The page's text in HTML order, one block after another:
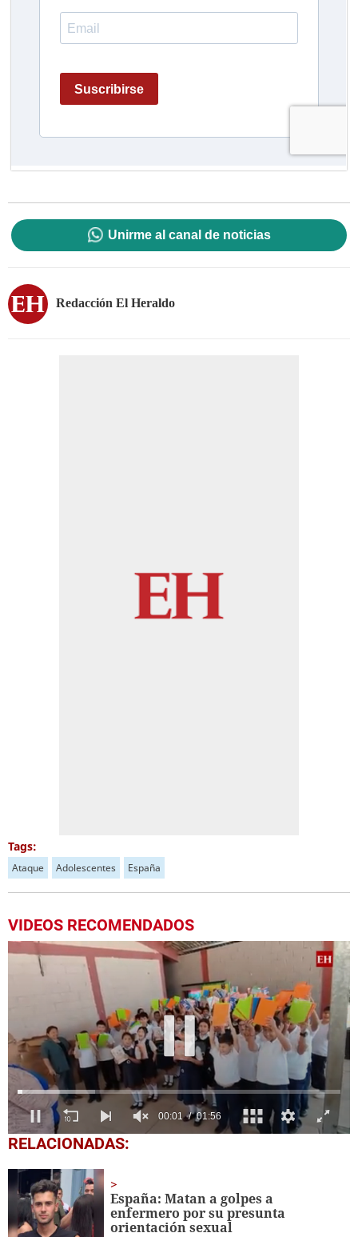
Unirme al canal de noticias
Redacción El Heraldo
Tags:
Ataque Adolescentes España
VIDEOS RECOMENDADOS
0
seconds
minute,
56
seconds
RELACIONADAS:
España: Matan a golpes a
enfermero por su presunta
orientación sexual